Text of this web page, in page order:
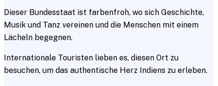
Dieser Bundesstaat ist farbenfroh, wo sich Geschichte,
Musik und Tanz vereinen und die Menschen mit einem
Lächeln begegnen.
Internationale Touristen lieben es, diesen Ort zu
besuchen, um das authentische Herz Indiens zu erleben.